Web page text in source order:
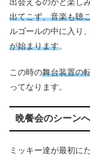
出会えるのかと楽し
出てこず、音楽も聴
ルゴールの中に入り、
が始まります。
この時の舞台装置の
ってなります。
晩餐会のシーンへ
ミッキー達が最初に